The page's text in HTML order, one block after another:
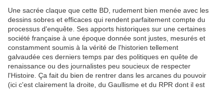
Une sacrée claque que cette BD, rudement bien menée avec les
dessins sobres et efficaces qui rendent parfaitement compte du
processus d'enquête. Ses apports historiques sur une certaines
société française à une époque donnée sont justes, mesurés et
constamment soumis à la vérité de l'historien tellement
galvaudée ces derniers temps par des politiques en quête de
renaissance ou des journalistes peu soucieux de respecter
l'Histoire. Ça fait du bien de rentrer dans les arcanes du pouvoir
(ici c'est clairement la droite, du Gaullisme et du RPR dont il est